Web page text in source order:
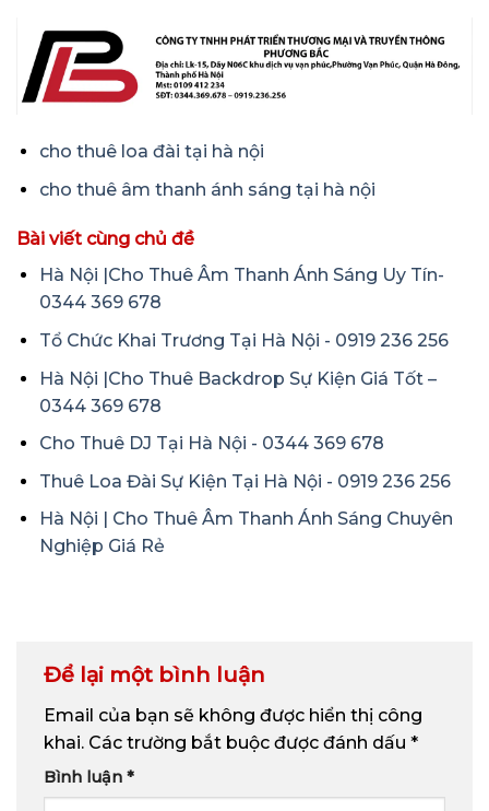
cho thuê loa đài tại hà nội
cho thuê âm thanh ánh sáng tại hà nội
Bài viết cùng chủ đề
Hà Nội |Cho Thuê Âm Thanh Ánh Sáng Uy Tín-
0344 369 678
Tổ Chức Khai Trương Tại Hà Nội - 0919 236 256
Hà Nội |Cho Thuê Backdrop Sự Kiện Giá Tốt –
0344 369 678
Cho Thuê DJ Tại Hà Nội - 0344 369 678
Thuê Loa Đài Sự Kiện Tại Hà Nội - 0919 236 256
Hà Nội | Cho Thuê Âm Thanh Ánh Sáng Chuyên
Nghiệp Giá Rẻ
Để lại một bình luận
Email của bạn sẽ không được hiển thị công
khai. Các trường bắt buộc được đánh dấu *
Bình luận *